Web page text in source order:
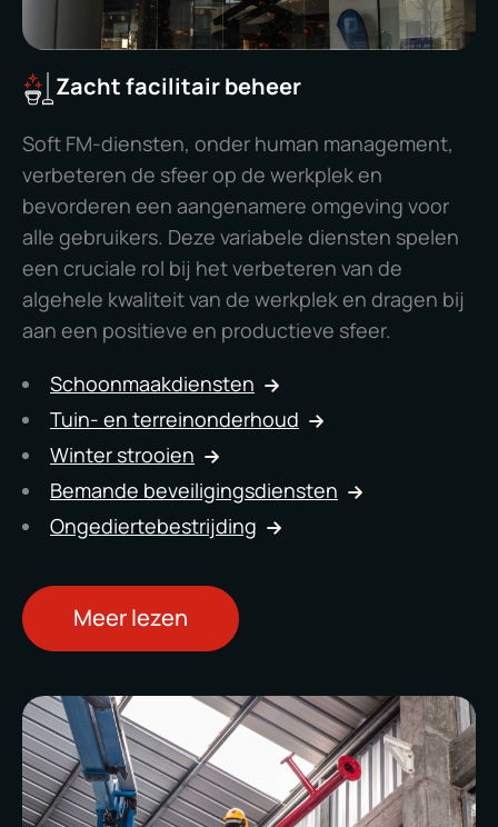
Zacht facilitair beheer
Soft FM-diensten, onder human management,
verbeteren de sfeer op de werkplek en
bevorderen een aangenamere omgeving voor
alle gebruikers. Deze variabele diensten spelen
een cruciale rol bij het verbeteren van de
algehele kwaliteit van de werkplek en dragen bij
aan een positieve en productieve sfeer.
Schoonmaakdiensten
Tuin- en terreinonderhoud
Winter strooien
Bemande beveiligingsdiensten
Ongediertebestrijding
Meer lezen